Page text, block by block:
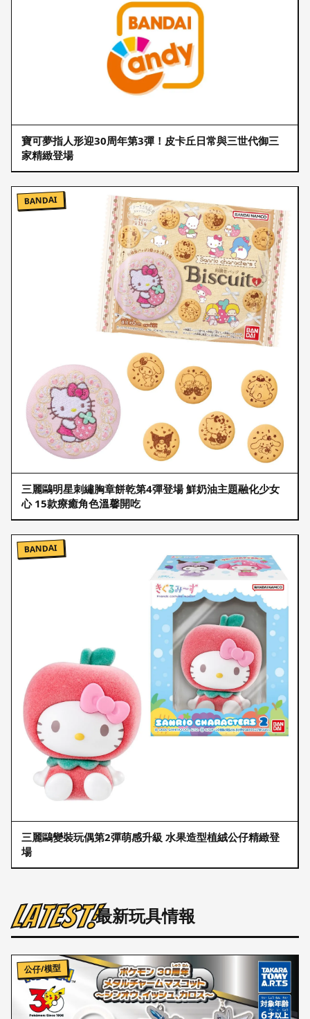
寶可夢指人形迎30周年第3彈！皮卡丘日常與三世代御三
家精緻登場
BANDAI
三麗鷗明星刺繡胸章餅乾第4彈登場 鮮奶油主題融化少女
心 15款療癒角色溫馨開吃
BANDAI
三麗鷗變裝玩偶第2彈萌感升級 水果造型植絨公仔精緻登
場
Latest!最新玩具情報
公仔/模型